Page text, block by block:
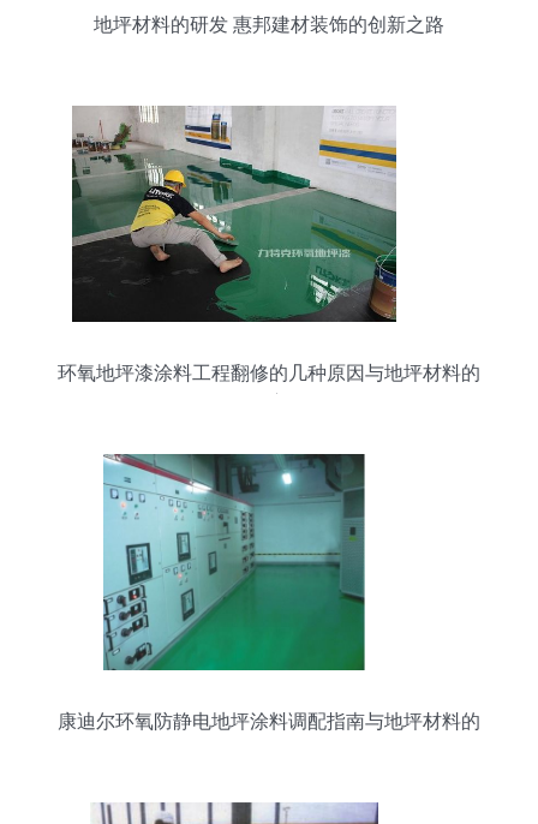
地坪材料的研发 惠邦建材装饰的创新之路
环氧地坪漆涂料工程翻修的几种原因与地坪材料的
康迪尔环氧防静电地坪涂料调配指南与地坪材料的